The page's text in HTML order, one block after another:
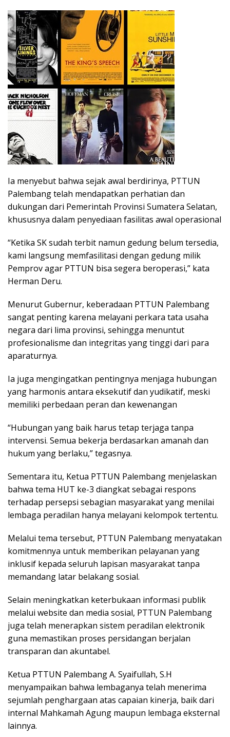
Ia menyebut bahwa sejak awal berdirinya, PTTUN
Palembang telah mendapatkan perhatian dan
dukungan dari Pemerintah Provinsi Sumatera Selatan,
khususnya dalam penyediaan fasilitas awal operasional
“Ketika SK sudah terbit namun gedung belum tersedia,
kami langsung memfasilitasi dengan gedung milik
Pemprov agar PTTUN bisa segera beroperasi,” kata
Herman Deru.
Menurut Gubernur, keberadaan PTTUN Palembang
sangat penting karena melayani perkara tata usaha
negara dari lima provinsi, sehingga menuntut
profesionalisme dan integritas yang tinggi dari para
aparaturnya.
Ia juga mengingatkan pentingnya menjaga hubungan
yang harmonis antara eksekutif dan yudikatif, meski
memiliki perbedaan peran dan kewenangan
“Hubungan yang baik harus tetap terjaga tanpa
intervensi. Semua bekerja berdasarkan amanah dan
hukum yang berlaku,” tegasnya.
Sementara itu, Ketua PTTUN Palembang menjelaskan
bahwa tema HUT ke-3 diangkat sebagai respons
terhadap persepsi sebagian masyarakat yang menilai
lembaga peradilan hanya melayani kelompok tertentu.
Melalui tema tersebut, PTTUN Palembang menyatakan
komitmennya untuk memberikan pelayanan yang
inklusif kepada seluruh lapisan masyarakat tanpa
memandang latar belakang sosial.
Selain meningkatkan keterbukaan informasi publik
melalui website dan media sosial, PTTUN Palembang
juga telah menerapkan sistem peradilan elektronik
guna memastikan proses persidangan berjalan
transparan dan akuntabel.
Ketua PTTUN Palembang A. Syaifullah, S.H
menyampaikan bahwa lembaganya telah menerima
sejumlah penghargaan atas capaian kinerja, baik dari
internal Mahkamah Agung maupun lembaga eksternal
lainnya.